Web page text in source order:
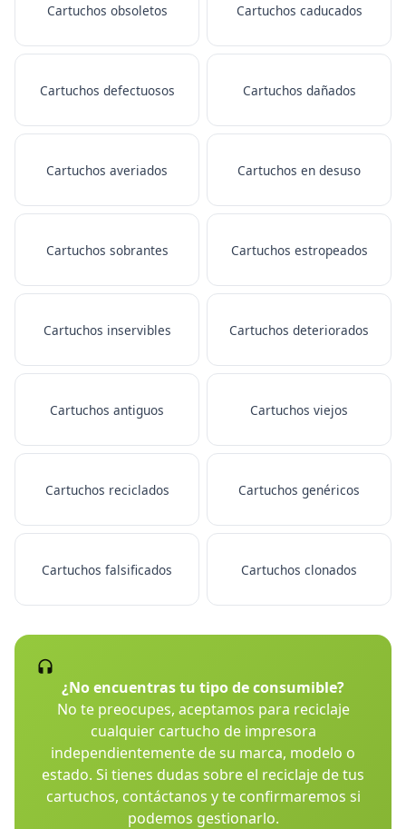
Cartuchos obsoletos Cartuchos caducados
Cartuchos defectuosos Cartuchos dañados
Cartuchos averiados Cartuchos en desuso
Cartuchos sobrantes Cartuchos estropeados
Cartuchos inservibles Cartuchos deteriorados
Cartuchos antiguos Cartuchos viejos
Cartuchos reciclados Cartuchos genéricos
Cartuchos falsificados Cartuchos clonados
¿No encuentras tu tipo de consumible?
No te preocupes, aceptamos para reciclaje
cualquier cartucho de impresora
independientemente de su marca, modelo o
estado. Si tienes dudas sobre el reciclaje de tus
cartuchos, contáctanos y te confirmaremos si
podemos gestionarlo.